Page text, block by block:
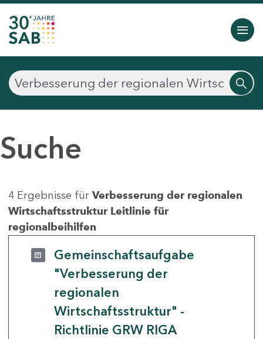
Suche
4 Ergebnisse für Verbesserung der regionalen
Wirtschaftsstruktur Leitlinie für
regionalbeihilfen
Gemeinschaftsaufgabe
"Verbesserung der
regionalen
Wirtschaftsstruktur" -
Richtlinie GRW RIGA